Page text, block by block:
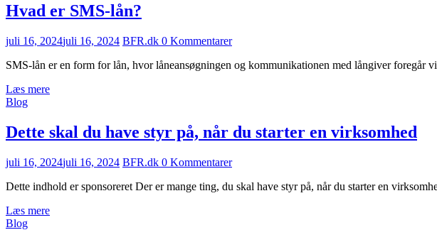
Hvad er SMS-lån?
juli 16, 2024juli 16, 2024 BFR.dk 0 Kommentarer
SMS-lån er en form for lån, hvor låneansøgningen og kommunikationen med långiver foregår
Læs mere
Blog
Dette skal du have styr på, når du starter en virksomhed
juli 16, 2024juli 16, 2024 BFR.dk 0 Kommentarer
Dette indhold er sponsoreret Der er mange ting, du skal have styr på, når du starter en
Læs mere
Blog